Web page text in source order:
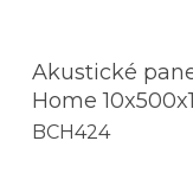
Akustické
Home
BCH424